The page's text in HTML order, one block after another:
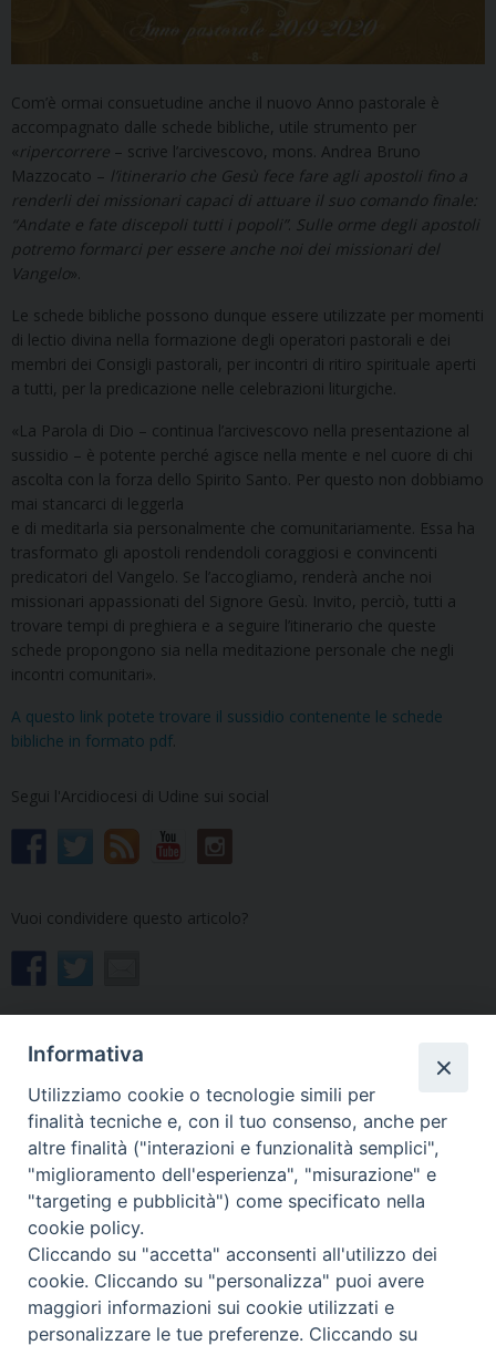
Com’è ormai consuetudine anche il nuovo Anno pastorale è
accompagnato dalle schede bibliche, utile strumento per
«ripercorrere – scrive l’arcivescovo, mons. Andrea Bruno
Mazzocato – l’itinerario che Gesù fece fare agli apostoli fino a
renderli dei missionari capaci di attuare il suo comando finale:
“Andate e fate discepoli tutti i popoli”. Sulle orme degli apostoli
potremo formarci per essere anche noi dei missionari del
Vangelo».
Le schede bibliche possono dunque essere utilizzate per momenti
di lectio divina nella formazione degli operatori pastorali e dei
membri dei Consigli pastorali, per incontri di ritiro spirituale aperti
a tutti, per la predicazione nelle celebrazioni liturgiche.
«La Parola di Dio – continua l’arcivescovo nella presentazione al
sussidio – è potente perché agisce nella mente e nel cuore di chi
ascolta con la forza dello Spirito Santo. Per questo non dobbiamo
mai stancarci di leggerla
e di meditarla sia personalmente che comunitariamente. Essa ha
trasformato gli apostoli rendendoli coraggiosi e convincenti
predicatori del Vangelo. Se l’accogliamo, renderà anche noi
missionari appassionati del Signore Gesù. Invito, perciò, tutti a
trovare tempi di preghiera e a seguire l’itinerario che queste
schede propongono sia nella meditazione personale che negli
incontri comunitari».
A questo link potete trovare il sussidio contenente le schede
bibliche in formato pdf
Segui l'Arcidiocesi di Udine sui social
Vuoi condividere questo articolo?
«Abili in Cristo»: c’è il
secondo appuntamento
Chiesa udinese in preghiera
per i santi e i defunti
Copyright © Arcidiocesi di Udine 2018
Piazza Patriarcato, 1 - 33100 Udine (UD) Tel. 0432.414.511 - Fax
Informativa
Utilizziamo cookie o tecnologie simili per
finalità tecniche e, con il tuo consenso, anche per
altre finalità ("interazioni e funzionalità semplici",
"miglioramento dell'esperienza", "misurazione" e
"targeting e pubblicità") come specificato nella
cookie policy.
Cliccando su "accetta" acconsenti all'utilizzo dei
cookie. Cliccando su "personalizza" puoi avere
maggiori informazioni sui cookie utilizzati e
personalizzare le tue preferenze. Cliccando su